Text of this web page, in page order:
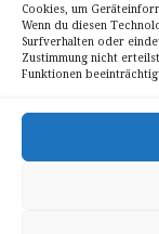
Cookies, um
Wenn du diesen
Surfverhalten oder
Zustimmung nicht
Funktionen
Kontakt
Alle Bilder
Sebastian
All